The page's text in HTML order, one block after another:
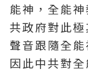
能神，全能
共政府對此
聲音跟隨全
因此中共對